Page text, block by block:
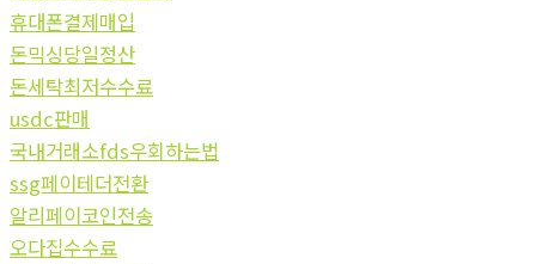
휴대폰결제매입
돈믹싱당일정산
돈세탁최저수수료
usdc판매
국내거래소fds우회하는법
ssg페이테더전환
알리페이코인전송
오다집수수료